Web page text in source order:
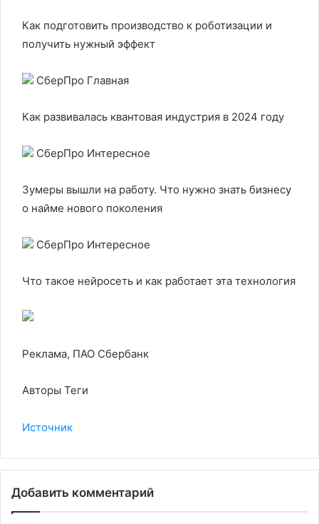
Как подготовить производство к роботизации и
получить нужный эффект
СберПро Главная
Как развивалась квантовая индустрия в 2024 году
СберПро Интересное
Зумеры вышли на работу. Что нужно знать бизнесу
о найме нового поколения
СберПро Интересное
Что такое нейросеть и как работает эта технология
Реклама, ПАО Сбербанк
Авторы Теги
Источник
Добавить комментарий